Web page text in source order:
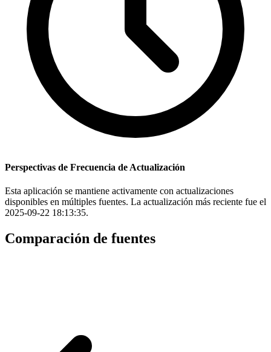
Perspectivas de Frecuencia de Actualización
Esta aplicación se mantiene activamente con actualizaciones
disponibles en múltiples fuentes. La actualización más reciente fue el
2025-09-22 18:13:35.
Comparación de fuentes